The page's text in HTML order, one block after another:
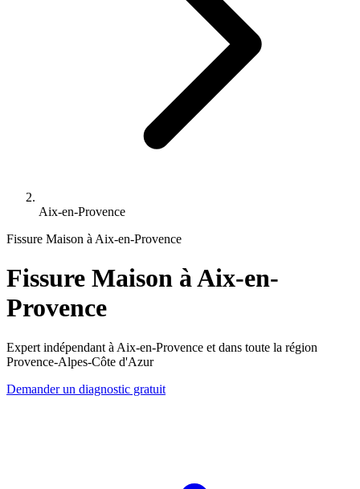
Aix-en-Provence
Fissure Maison à Aix-en-Provence
Fissure Maison à Aix-en-
Provence
Expert indépendant à Aix-en-Provence et dans toute la région
Provence-Alpes-Côte d'Azur
Demander un diagnostic gratuit